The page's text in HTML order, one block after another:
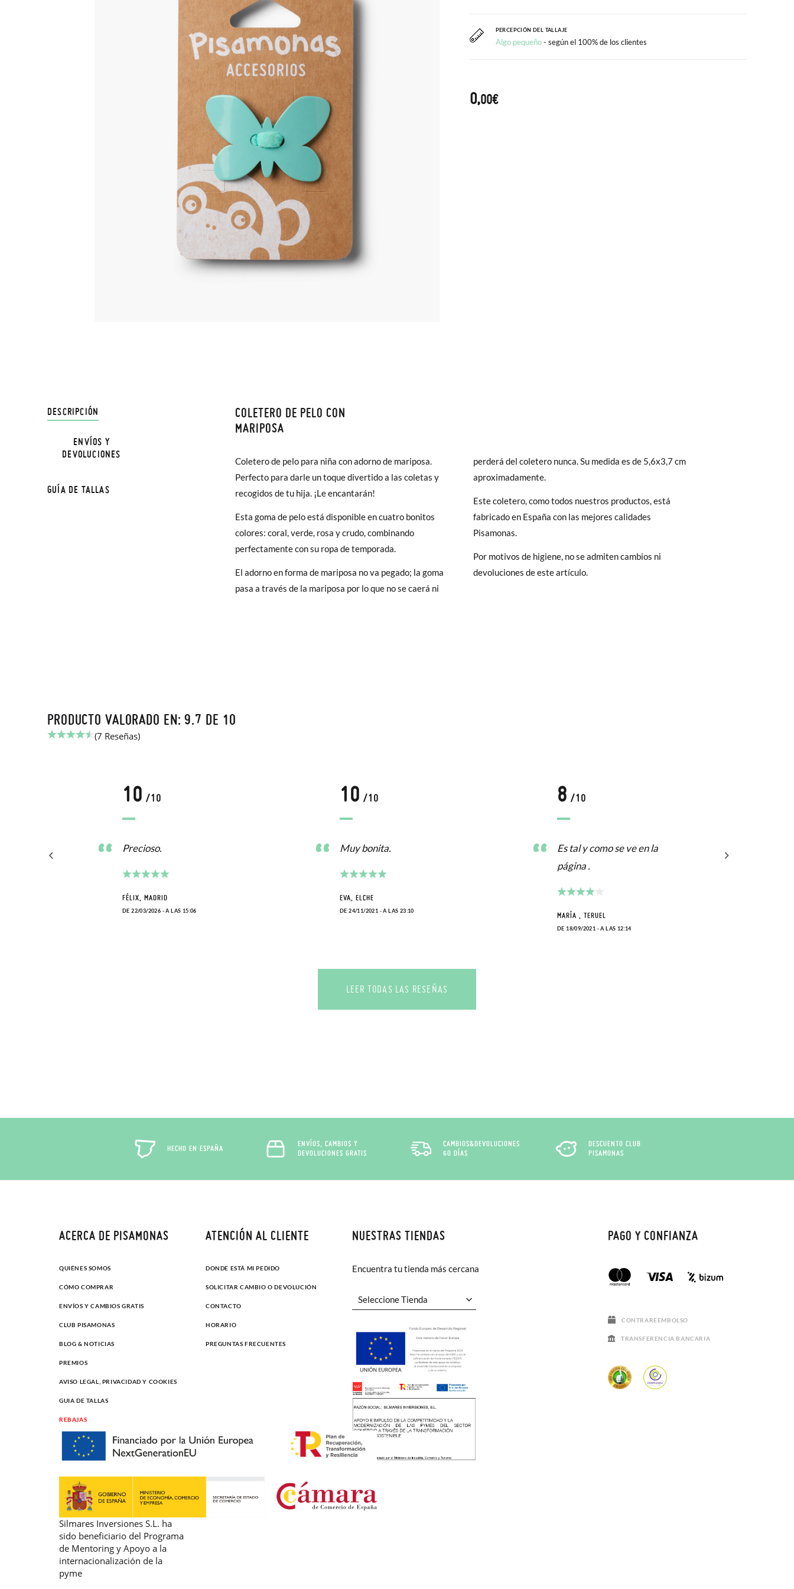
PERCEPCIÓN DEL TALLAJE
Algo pequeño - según el 100% de los clientes
0,00€
DESCRIPCIÓN
COLETERO DE PELO CON
MARIPOSA
Coletero de pelo para niña con adorno de mariposa.
Perfecto para darle un toque divertido a las coletas y
recogidos de tu hija. ¡Le encantarán!
Esta goma de pelo está disponible en cuatro bonitos
colores: coral, verde, rosa y crudo, combinando
perfectamente con su ropa de temporada.
El adorno en forma de mariposa no va pegado; la goma
pasa a través de la mariposa por lo que no se caerá ni
perderá del coletero nunca. Su medida es de 5,6x3,7 cm
aproximadamente.
Este coletero, como todos nuestros productos, está
fabricado en España con las mejores calidades
Pisamonas.
Por motivos de higiene, no se admiten cambios ni
devoluciones de este artículo.
ENVÍOS Y
DEVOLUCIONES
En Pisamonas todos los Envíos son GRATIS y los Cambios de Talla/Color también son GRATIS y puedes realizarlos
hasta en 60 días. ¡Te acercamos nuestra tienda física hasta la puerta de tu casa!
Además del envío estándar gratuito (2-3 días laborables), en caso de que prefieras acelerar el envío, puedes por muy
poco más (3,95€) elegir Envío Urgente en Península.
En Baleares el tiempo de envío es de 3-4 días laborables.
Sólo en Pisamonas envíos y cambios gratis, sin importe mínimo, sin preguntas. El precio final será el de los zapatos que
elijas, y si cuando te lleguen no te valen, sólo tienes que entrar en la sección
para enviarnos la petición de cambio. Nuestro equipo Atención al Cliente se encargará de todo: te mandaremos otra
talla y te recogeremos la primera, sin gastos, en unos pocos días!
GUÍA DE TALLAS
PRODUCTO VALORADO EN: 9.7 DE 10
(7 Reseñas)
10 /10
Precioso.
FÉLIX, MADRID
DE 22/03/2026 - A LAS 15:06
10 /10
Muy bonita.
EVA, ELCHE
DE 24/11/2021 - A LAS 23:10
8 /10
Es tal y como se ve en la
página .
MARÍA , TERUEL
DE 18/09/2021 - A LAS 12:14
LEER TODAS LAS RESEÑAS
HECHO EN ESPAÑA
ENVÍOS, CAMBIOS Y
DEVOLUCIONES GRATIS
CAMBIOS&DEVOLUCIONES
60 DÍAS
DESCUENTO CLUB
PISAMONAS
ACERCA DE PISAMONAS
QUIÉNES SOMOS
CÓMO COMPRAR
ENVÍOS Y CAMBIOS GRATIS
CLUB PISAMONAS
BLOG & NOTICIAS
PREMIOS
AVISO LEGAL, PRIVACIDAD Y COOKIES
GUIA DE TALLAS
REBAJAS
Silmares Inversiones S.L. ha
sido beneficiario del Programa
de Mentoring y Apoyo a la
internacionalización de la
pyme
ATENCIÓN AL CLIENTE
DONDE ESTÁ MI PEDIDO
SOLICITAR CAMBIO O DEVOLUCIÓN
CONTACTO
HORARIO
PREGUNTAS FRECUENTES
NUESTRAS TIENDAS
Encuentra tu tienda más cercana
PAGO Y CONFIANZA
CONTRAREEMBOLSO
TRANSFERENCIA BANCARIA